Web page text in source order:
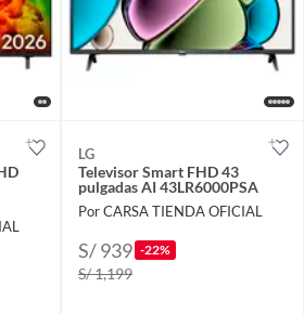
LG
Televisor Smart FHD 43
pulgadas AI 43LR6000PSA
Por CARSA TIENDA OFICIAL
S/ 939 -22%
S/ 1,199